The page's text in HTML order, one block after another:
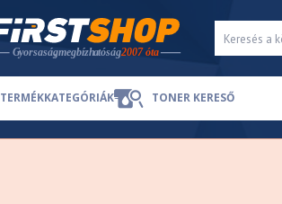
TERMÉKKATEGÓRIÁK TONER KERESŐ